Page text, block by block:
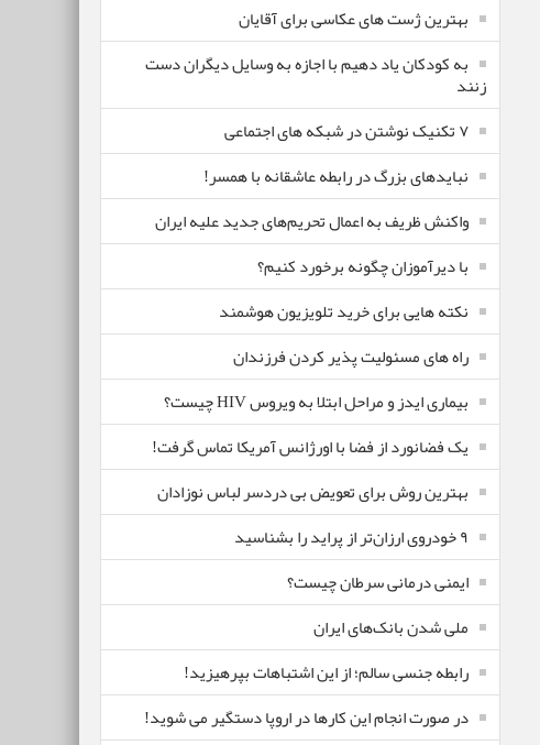
بهترین ژست های عکاسی برای آقایان
به کودکان یاد دهیم با اجازه به وسایل دیگران دست
زنند
۷ تکنیک نوشتن در شبکه های اجتماعی
نبایدهای بزرگ در رابطه عاشقانه با همسر!
واکنش ظریف به اعمال تحریم‌های جدید علیه ایران
با دیرآموزان چگونه برخورد کنیم؟
نکته هایی برای خرید تلویزیون هوشمند
راه های مسئولیت پذیر کردن فرزندان
بیماری ایدز و مراحل ابتلا به ویروس HIV چیست؟
یک فضانورد از فضا با اورژانس آمریکا تماس گرفت!
بهترین روش برای تعویض بی دردسر لباس نوزادان
٩ خودروی ارزان‌تر از پراید را بشناسید
ایمنی درمانی سرطان چیست؟
ملی شدن بانک‌های ایران
رابطه جنسی سالم؛ از این اشتباهات بپرهیزید!
در صورت انجام این کارها در اروپا دستگیر می شوید!